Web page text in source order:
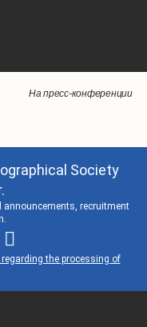
На пресс-конференции
Доля, Александр Железняк
Сергей Доля
Александр Железняк
Доля, Александр Железняк
пресс-конференции
На пресс-конференции
Сергей Доля
Society
announcements, recruitment
regarding the processing of